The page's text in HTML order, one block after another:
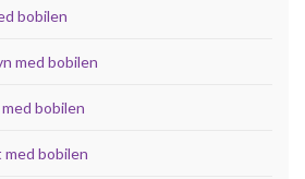
bobilen
med bobilen
bobilen
bobilen